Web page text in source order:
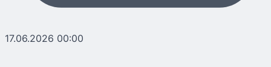
17.06.2026 00:00